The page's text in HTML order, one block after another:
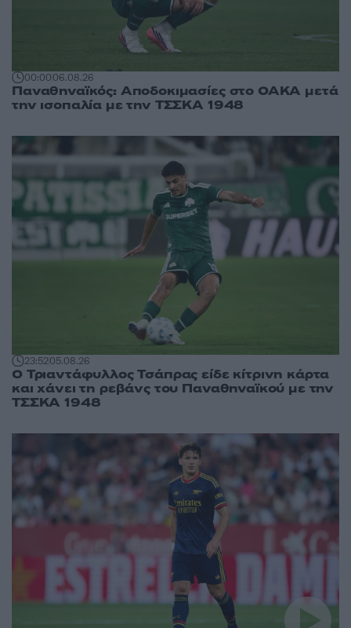
00:0006.08.26
Παναθηναϊκός: Αποδοκιμασίες στο ΟΑΚΑ μετά
την ισοπαλία με την ΤΣΣΚΑ 1948
23:5205.08.26
Ο Τριαντάφυλλος Τσάπρας είδε κίτρινη κάρτα
και χάνει τη ρεβάνς του Παναθηναϊκού με την
ΤΣΣΚΑ 1948